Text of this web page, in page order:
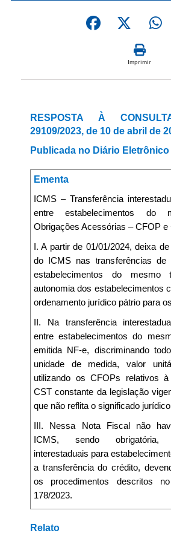
Imprimir
RESPOSTA À
29109/2023, de 10 de abril de
Publicada no Diário Eletrônico
Ementa
ICMS – Transferência
entre estabelecimentos do
Obrigações Acessórias – CFOP e
I. A partir de 01/01/2024, deixa
do ICMS nas transferências de
estabelecimentos do mesmo
autonomia dos estabelecimentos
ordenamento jurídico pátrio para
II. Na transferência
entre estabelecimentos do
emitida NF-e, discriminando
unidade de medida, valor
utilizando os CFOPs relativos
CST constante da legislação
que não reflita o significado
III. Nessa Nota Fiscal não
ICMS, sendo obrigatória,
interestaduais para
a transferência do crédito,
os procedimentos descritos
178/2023.
Relato